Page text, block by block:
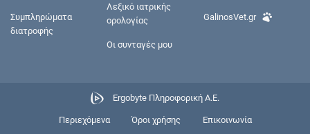
Συμπληρώματα
διατροφής
Λεξικό ιατρικής
ορολογίας
Οι συνταγές μου
GalinosVet.gr
Ergobyte Πληροφορική Α.Ε.
Περιεχόμενα Όροι χρήσης Επικοινωνία